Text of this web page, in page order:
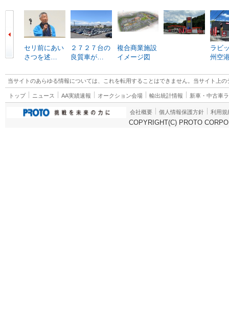
セリ前にあい
さつを述…
２７２７台の
良質車が…
複合商業施設
イメージ図
ラビ
州空
当サイトのあらゆる情報については、これを転用することはできません。当サイト上
トップ ニュース AA実績速報 オークション会場 輸出統計情報 新車・中古車
会社概要 個人情報保護方針 利用規
COPYRIGHT(C) PROTO